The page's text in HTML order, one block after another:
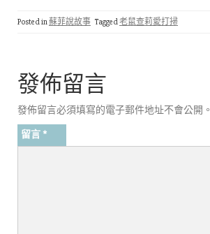
Posted in蘇菲說故事 Tagged老鼠查莉愛打掃
發佈留言
發佈留言必須填寫的電子郵件地址不會公開。
留言 *